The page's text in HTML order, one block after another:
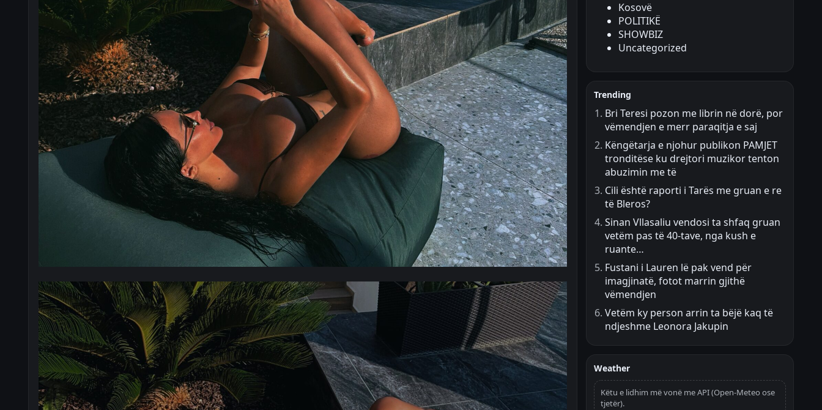
Kosovë
POLITIKË
SHOWBIZ
Uncategorized
Trending
Bri Teresi pozon me librin në dorë, por
vëmendjen e merr paraqitja e saj
Këngëtarja e njohur publikon PAMJET
tronditëse ku drejtori muzikor tenton
abuzimin me të
Cili është raporti i Tarës me gruan e re
të Bleros?
Sinan Vllasaliu vendosi ta shfaq gruan
vetëm pas të 40-tave, nga kush e
ruante…
Fustani i Lauren lë pak vend për
imagjinatë, fotot marrin gjithë
vëmendjen
Vetëm ky person arrin ta bëjë kaq të
ndjeshme Leonora Jakupin
Weather
Këtu e lidhim më vonë me API (Open-Meteo ose
tjetër).